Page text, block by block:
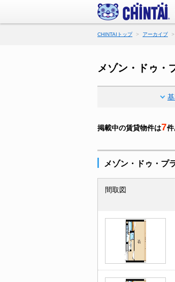
CHINTAIトップ アーカイブ
メゾン・ドゥ・
掲載中の賃貸物件は7件
メゾン・ドゥ・プ
間取図